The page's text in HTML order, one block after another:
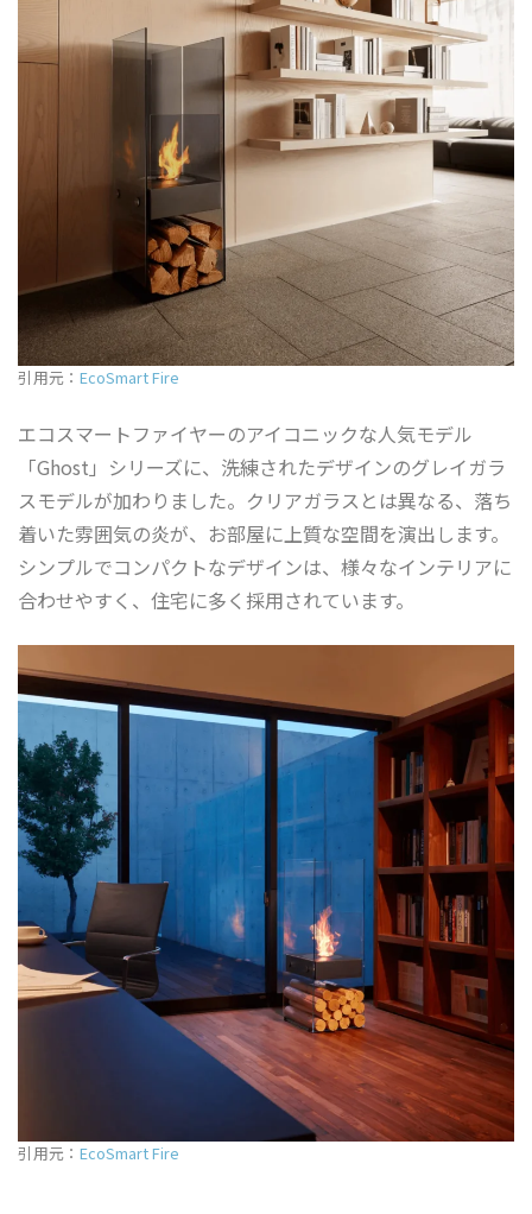
引用元： EcoSmart Fire
エコスマートファイヤーのアイコニックな人気モデル
「Ghost」シリーズに、洗練されたデザインのグレイガラ
スモデルが加わりました。クリアガラスとは異なる、落ち
着いた雰囲気の炎が、お部屋に上質な空間を演出します。
シンプルでコンパクトなデザインは、様々なインテリアに
合わせやすく、住宅に多く採用されています。
引用元： EcoSmart Fire